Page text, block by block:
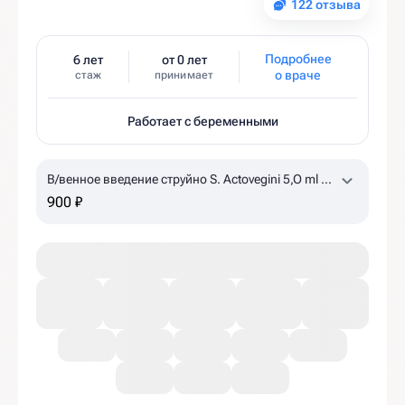
122 отзыва
6 лет
стаж
от 0 лет
принимает
Подробнее
о враче
Работает с беременными
В/венное введение струйно S. Actovegini 5,O ml +
NaCl 0,9% 15 ml
900 ₽